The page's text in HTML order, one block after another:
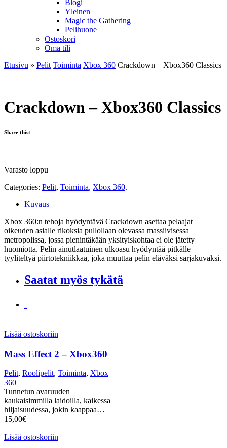
Blogi
Yleinen
Magic the Gathering
Pelihuone
Ostoskori
Oma tili
Etusivu » Pelit Toiminta Xbox 360 Crackdown – Xbox360 Classics
Crackdown – Xbox360 Classics
Share thist
Varasto loppu
Categories: Pelit, Toiminta, Xbox 360.
Kuvaus
Xbox 360:n tehoja hyödyntävä Crackdown asettaa pelaajat
oikeuden asialle rikoksia pullollaan olevassa massiivisessa
metropolissa, jossa pienintäkään yksityiskohtaa ei ole jätetty
huomiotta. Pelin ainutlaatuinen ulkoasu hyödyntää pitkälle
tyyliteltyä piirtotekniikkaa, joka muuttaa pelin eläväksi sarjakuvaksi.
Saatat myös tykätä
Lisää ostoskoriin
Mass Effect 2 – Xbox360
Pelit, Roolipelit, Toiminta, Xbox
360
Tunnetun avaruuden
kaukaisimmilla laidoilla, kaikessa
hiljaisuudessa, jokin kaappaa…
15,00€
Lisää ostoskoriin